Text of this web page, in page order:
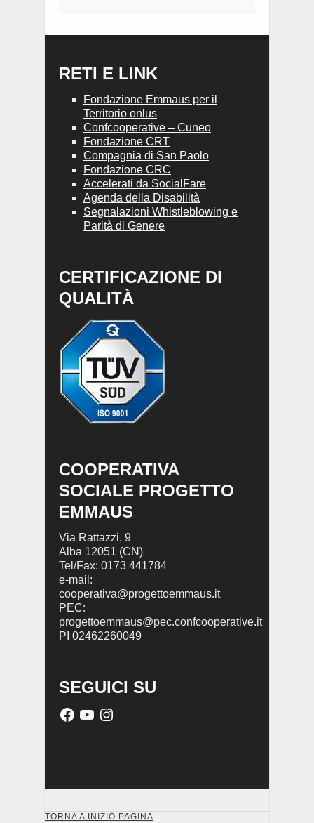
RETI E LINK
Fondazione Emmaus per il
Territorio onlus
Confcooperative – Cuneo
Fondazione CRT
Compagnia di San Paolo
Fondazione CRC
Accelerati da SocialFare
Agenda della Disabilità
Segnalazioni Whistleblowing e
Parità di Genere
CERTIFICAZIONE DI
QUALITÀ
COOPERATIVA
SOCIALE PROGETTO
EMMAUS
Via Rattazzi, 9
Alba 12051 (CN)
Tel/Fax: 0173 441784
e-mail:
cooperativa@progettoemmaus.it
PEC:
progettoemmaus@pec.confcooperative.it
PI 02462260049
SEGUICI SU
TORNA A INIZIO PAGINA